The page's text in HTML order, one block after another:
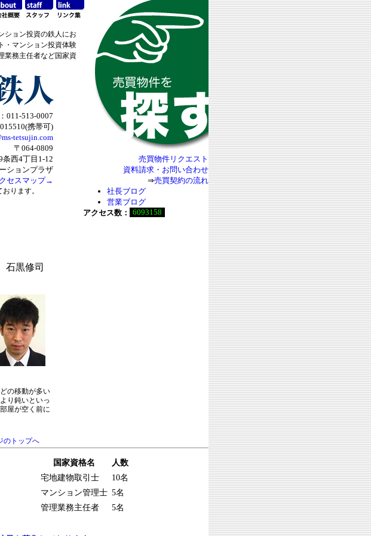
ション投資の鉄人にお
・マンション投資体験
業務主任者など国家資
011-513-0007
携帯可)
tetsujin.com
〒064-0809
西4丁目1-12
ションプラザ
セスマップ→
ります。
黒修司
の移動が多い
り鈍いといっ
屋が空く前に
のトップへ
売買物件リクエスト
資料請求・お問い合わせ
⇒売買契約の流れ
社長ブログ
営業ブログ
アクセス数：
6093158
国家資格名
人数
宅地建物取引士
10名
マンション管理士 5名
管理業務主任者
5名